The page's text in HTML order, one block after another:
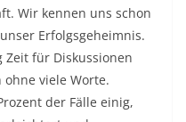
Wir kennen uns schon
Erfolgsgeheimnis.
für Diskussionen
viele Worte.
der Fälle einig,